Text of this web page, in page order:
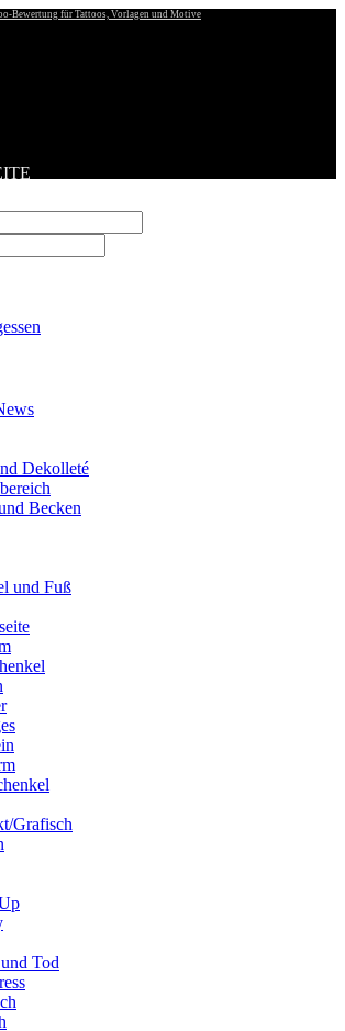
Bewertung für Tattoos, Vorlagen und Motive
TATTOOS
Dekolleté
Becken
und Fuß
Grafisch
Tod